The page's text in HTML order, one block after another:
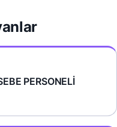
PERSONELİ